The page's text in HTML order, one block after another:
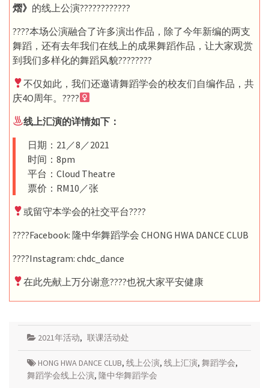
熠》 的线上公演????????????
????本场公演融合了许多演出作品，除了今年新编的两支
舞蹈，还有去年我们在线上的成果舞蹈作品，让大家观赏
到我们多样化的舞蹈风貌????????
不仅如此，我们还邀请舞蹈学会的校友们自编作品，共
庆4O周年。????‍
线上汇演的详情如下：
日期：21／8／2021
时间：8pm
平台：Cloud Theatre
票价：RM10／张
或留守本学会的社交平台????
????Facebook: 隆中华舞蹈学会 CHONG HWA DANCE CLUB
????Instagram: chdc_dance
在此先献上万分谢意????也祝大家平安健康
2021年活动, 联课活动处
HONG HWA DANCE CLUB, 线上公演, 线上汇演, 舞蹈学会,
舞蹈学会线上公演, 隆中华舞蹈学会